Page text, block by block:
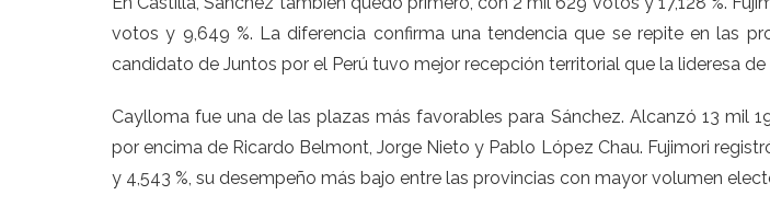
votos y 9,649 %. La diferencia confirma una tendencia que se repite en las
candidato de Juntos por el Perú tuvo mejor recepción territorial que la lideresa de
Caylloma fue una de las plazas más favorables para Sánchez. Alcanzó 13 mil
por encima de Ricardo Belmont, Jorge Nieto y Pablo López Chau. Fujimori
y 4,543 %, su desempeño más bajo entre las provincias con mayor volumen